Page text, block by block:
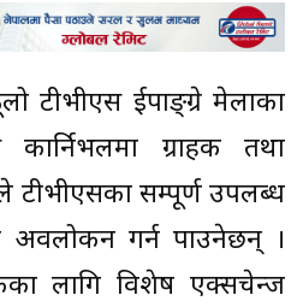
टीभीएस दुईपाङ्ग्रे मेलाका
ग्राहक तथा
टीभीएसका सम्पूर्ण उपलब्ध
गर्न पाउनेछन् ।
लागि विशेष एक्सचेन्ज